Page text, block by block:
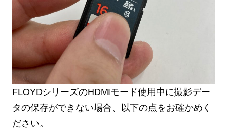
FLOYDシリーズのHDMIモード使用中に撮影デー
タの保存ができない場合、以下の点をお確かめく
ださい。